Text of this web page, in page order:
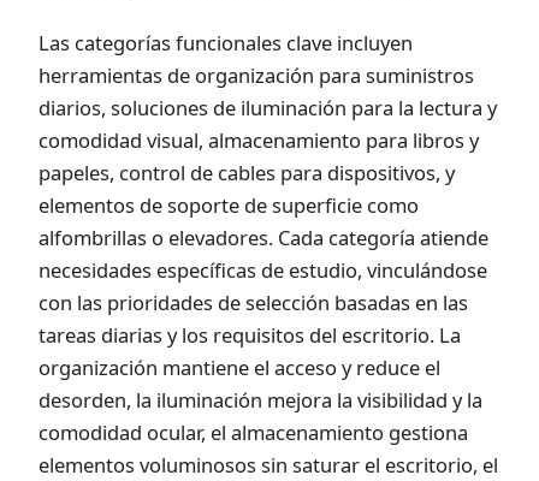
Las categorías funcionales clave incluyen
herramientas de organización para suministros
diarios, soluciones de iluminación para la lectura y
comodidad visual, almacenamiento para libros y
papeles, control de cables para dispositivos, y
elementos de soporte de superficie como
alfombrillas o elevadores. Cada categoría atiende
necesidades específicas de estudio, vinculándose
con las prioridades de selección basadas en las
tareas diarias y los requisitos del escritorio. La
organización mantiene el acceso y reduce el
desorden, la iluminación mejora la visibilidad y la
comodidad ocular, el almacenamiento gestiona
elementos voluminosos sin saturar el escritorio, el